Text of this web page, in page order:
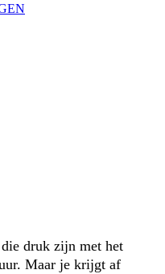
druk zijn met het
Maar je krijgt af